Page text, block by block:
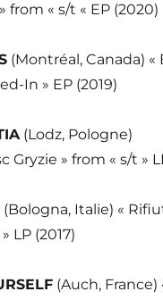
from « s/t « EP (2020)
(Montréal, Canada) «
In » EP (2019)
(Lodz, Pologne)
Gryzie » from « s/t »
(Bologna, Italie) «
LP (2017)
(Auch, France)